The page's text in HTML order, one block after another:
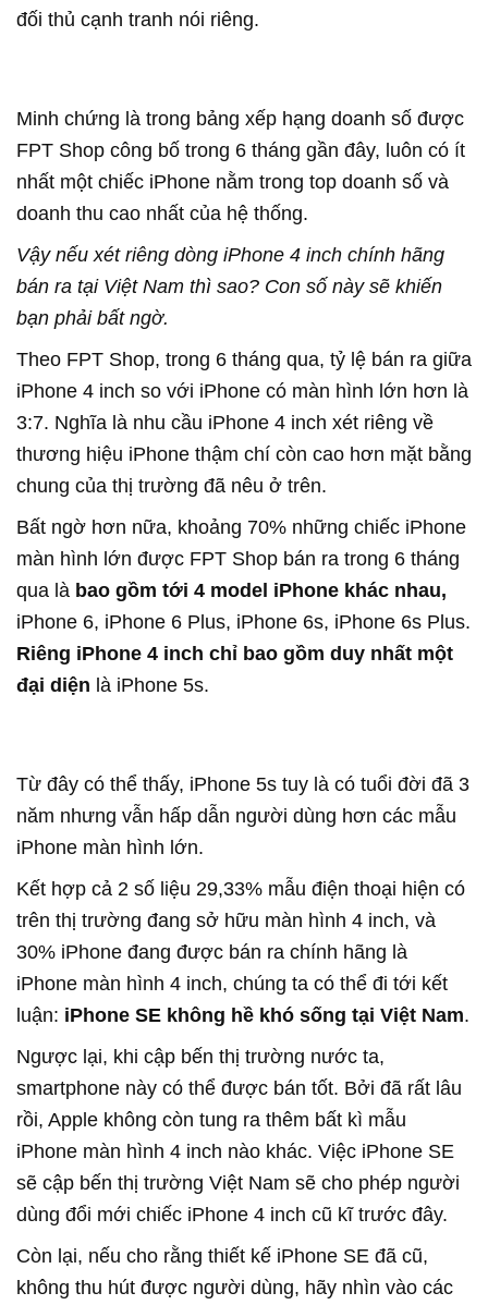
đối thủ cạnh tranh nói riêng.
Minh chứng là trong bảng xếp hạng doanh số được
FPT Shop công bố trong 6 tháng gần đây, luôn có ít
nhất một chiếc iPhone nằm trong top doanh số và
doanh thu cao nhất của hệ thống.
Vậy nếu xét riêng dòng iPhone 4 inch chính hãng
bán ra tại Việt Nam thì sao? Con số này sẽ khiến
bạn phải bất ngờ.
Theo FPT Shop, trong 6 tháng qua, tỷ lệ bán ra giữa
iPhone 4 inch so với iPhone có màn hình lớn hơn là
3:7. Nghĩa là nhu cầu iPhone 4 inch xét riêng về
thương hiệu iPhone thậm chí còn cao hơn mặt bằng
chung của thị trường đã nêu ở trên.
Bất ngờ hơn nữa, khoảng 70% những chiếc iPhone
màn hình lớn được FPT Shop bán ra trong 6 tháng
qua là bao gồm tới 4 model iPhone khác nhau,
iPhone 6, iPhone 6 Plus, iPhone 6s, iPhone 6s Plus.
Riêng iPhone 4 inch chỉ bao gồm duy nhất một
đại diện là iPhone 5s.
Từ đây có thể thấy, iPhone 5s tuy là có tuổi đời đã 3
năm nhưng vẫn hấp dẫn người dùng hơn các mẫu
iPhone màn hình lớn.
Kết hợp cả 2 số liệu 29,33% mẫu điện thoại hiện có
trên thị trường đang sở hữu màn hình 4 inch, và
30% iPhone đang được bán ra chính hãng là
iPhone màn hình 4 inch, chúng ta có thể đi tới kết
luận: iPhone SE không hề khó sống tại Việt Nam.
Ngược lại, khi cập bến thị trường nước ta,
smartphone này có thể được bán tốt. Bởi đã rất lâu
rồi, Apple không còn tung ra thêm bất kì mẫu
iPhone màn hình 4 inch nào khác. Việc iPhone SE
sẽ cập bến thị trường Việt Nam sẽ cho phép người
dùng đổi mới chiếc iPhone 4 inch cũ kĩ trước đây.
Còn lại, nếu cho rằng thiết kế iPhone SE đã cũ,
không thu hút được người dùng, hãy nhìn vào các